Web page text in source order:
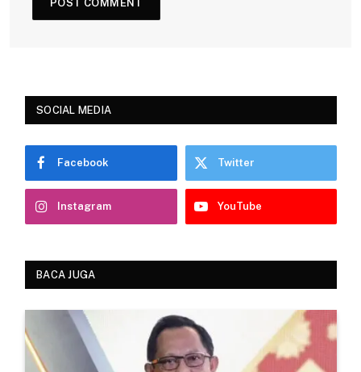
SOCIAL MEDIA
Facebook Twitter
Instagram YouTube
BACA JUGA